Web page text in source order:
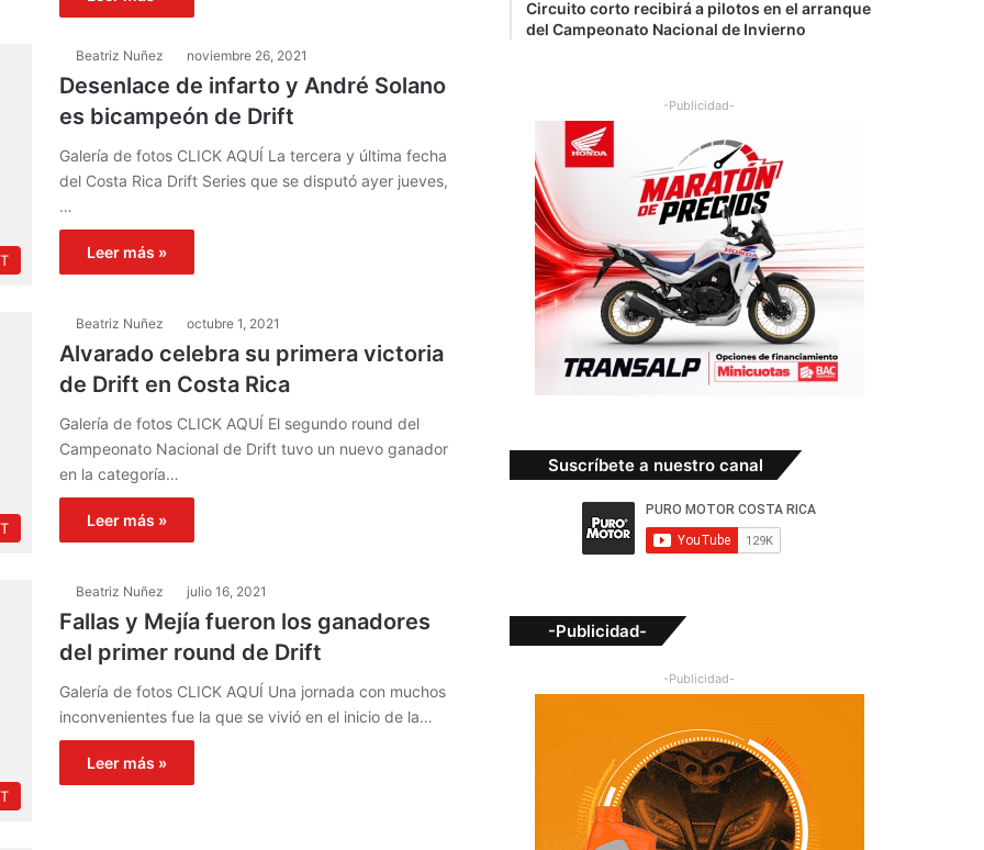
Beatriz Nuñez noviembre 26, 2021
Desenlace de infarto y André Solano
es bicampeón de Drift
Galería de fotos CLICK AQUÍ La tercera y última fecha
del Costa Rica Drift Series que se disputó ayer jueves,
…
Leer más »
Beatriz Nuñez octubre 1, 2021
Alvarado celebra su primera victoria
de Drift en Costa Rica
Galería de fotos CLICK AQUÍ El segundo round del
Campeonato Nacional de Drift tuvo un nuevo ganador
en la categoría…
Leer más »
Beatriz Nuñez julio 16, 2021
Fallas y Mejía fueron los ganadores
del primer round de Drift
Galería de fotos CLICK AQUÍ Una jornada con muchos
inconvenientes fue la que se vivió en el inicio de la…
Leer más »
Circuito corto recibirá a pilotos en el arranque
del Campeonato Nacional de Invierno
-Publicidad-
Suscríbete a nuestro canal
-Publicidad-
-Publicidad-